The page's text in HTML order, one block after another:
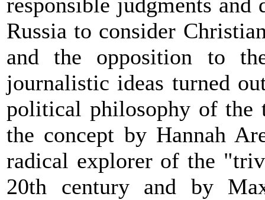
responsible judgments
Russia to consider
and the opposition to
journalistic ideas turned
political philosophy of the
the concept by Hannah
radical explorerof the
20th century and by